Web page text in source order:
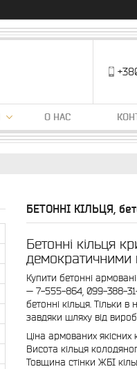
О НАС
БЕТОННІ КІЛЬЦЯ,
Бетонні кільця
демократичними
Купити бетонні
— 7-555-864, 099-388-
бетонні кільця. Тільки
завдяки шляху від
Ціна армованих якісних
Висота кільця
Товщина стінки ЖБІ